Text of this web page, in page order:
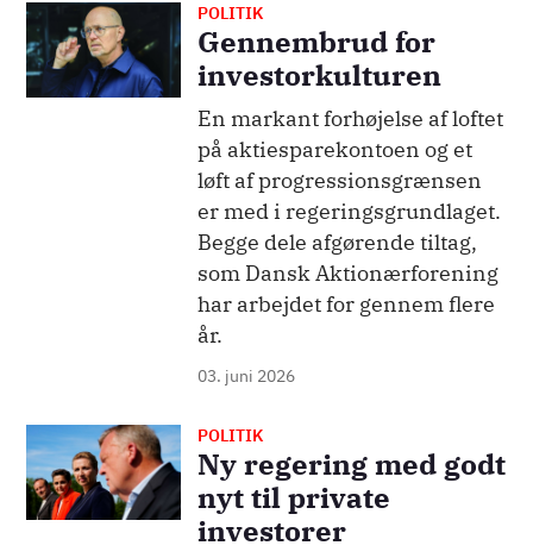
Billede POLITIK
Gennembrud for
investorkulturen
En markant forhøjelse af loftet
på aktiesparekontoen og et
løft af progressionsgrænsen
er med i regeringsgrundlaget.
Begge dele afgørende tiltag,
som Dansk Aktionærforening
har arbejdet for gennem flere
år.
03. juni 2026
Billede POLITIK
Ny regering med godt
nyt til private
investorer